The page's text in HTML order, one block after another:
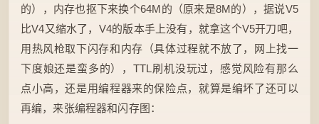
的），内存也抠下来换个64M的（原来是8M的），据说V5
比V4又缩水了，V4的版本手上没有，就拿这个V5开刀吧，
用热风枪取下闪存和内存（具体过程就不放了，网上找一
下度娘还是蛮多的），TTL刷机没玩过，感觉风险有那么
点小高，还是用编程器来的保险点，就算是编坏了还可以
再编，来张编程器和闪存图：